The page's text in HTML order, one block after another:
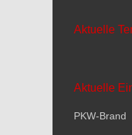
Aktuelle
Aktuelle
PKW-Brand